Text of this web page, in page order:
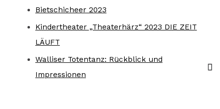
Bietschicheer 2023
Kindertheater „Theaterhärz“ 2023 DIE ZEIT
LÄUFT
Walliser Totentanz: Rückblick und
Impressionen